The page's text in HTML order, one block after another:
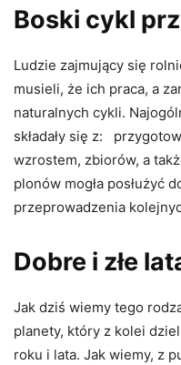
Boski cykl
Ludzie zajmujący się
musieli, że ich praca, a
naturalnych cykli.
składały się z:
wzrostem, zbiorów, a
plonów mogła posłużyć
przeprowadzenia
Dobre i złe
Jak dziś wiemy tego
planety, który z kolei
roku i lata. Jak wiemy, z